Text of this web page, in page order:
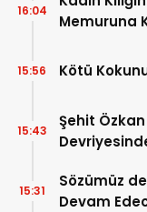
Memuruna
16:04
Kötü
15:56
Şehit
15:43
Sözümüz
Devam
15:31